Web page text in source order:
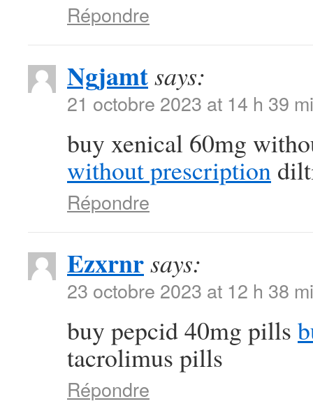
Répondre
Ngjamtsays:
21 octobre 2023 at 14 h 39
buy xenical 60mg
without prescription
Répondre
Ezxrnrsays:
23 octobre 2023 at 12 h 38
buy pepcid 40mg pills
tacrolimus pills
Répondre